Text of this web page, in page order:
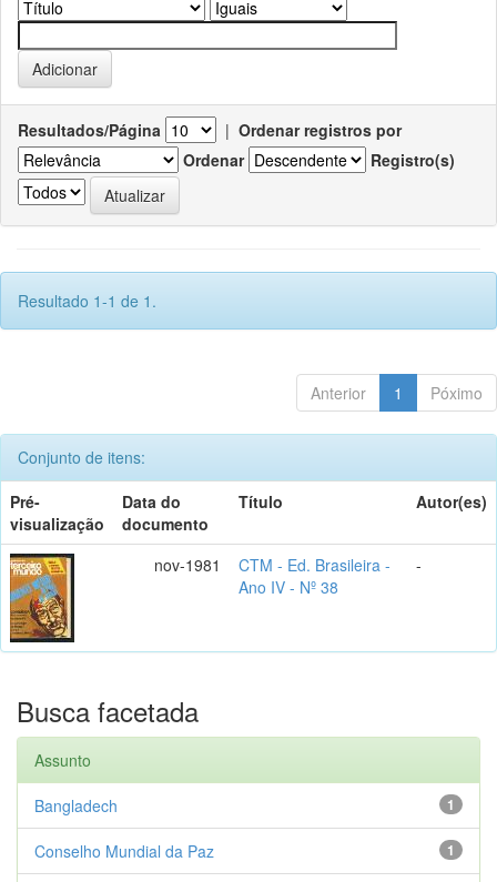
Resultados/Página | Ordenar registros por
Ordenar
Registro(s)
Resultado 1-1 de 1.
Anterior 1 Póximo
Conjunto de itens:
Pré-
visualização
Data do
documento
Título Autor(es)
nov-1981
CTM - Ed. Brasileira -
Ano IV - Nº 38
-
Busca facetada
Assunto
1
Bangladech
1
Conselho Mundial da Paz